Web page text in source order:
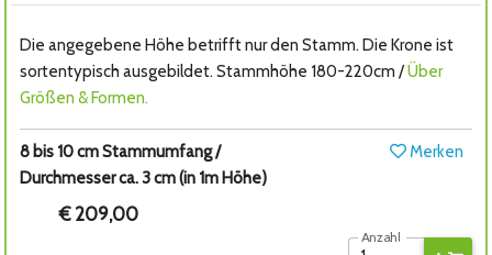
Die angegebene Höhe betrifft nur den Stamm. Die Krone ist
sortentypisch ausgebildet. Stammhöhe 180-220cm /Über
Größen & Formen.
8 bis 10 cm Stammumfang /
Durchmesser ca. 3 cm (in 1m Höhe)
Merken
€ 209,00
Anzahl